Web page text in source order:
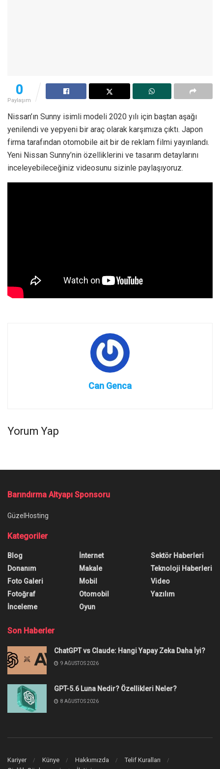
0
Paylaşım
Nissan’ın Sunny isimli modeli 2020 yılı için baştan aşağı
yenilendi ve yepyeni bir araç olarak karşımıza çıktı. Japon
firma tarafından otomobile ait bir de reklam filmi yayınlandı.
Yeni Nissan Sunny’nin özelliklerini ve tasarım detaylarını
inceleyebileceğiniz videosunu sizinle paylaşıyoruz.
Can Genca
Yorum Yap
Barındırma Altyapı Sponsoru
GüzelHosting
Kategoriler
Blog
Donanım
Foto Galeri
Fotoğraf
İnceleme
İnternet
Makale
Mobil
Otomobil
Oyun
Sektör Haberleri
Teknoloji Haberleri
Video
Yazılım
Son Haberler
ChatGPT vs Claude: Hangi Yapay Zeka Daha İyi?
9 AĞUSTOS 2026
GPT-5.6 Luna Nedir? Özellikleri Neler?
8 AĞUSTOS 2026
Kariyer Künye Hakkımızda
Telif Kuralları